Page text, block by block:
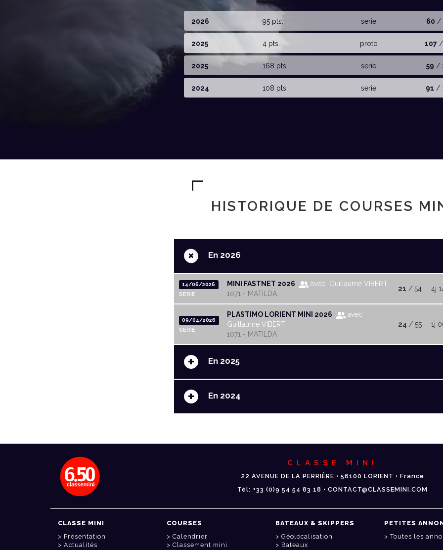
2026 95 pts. serie 60 /
2025 4 pts. proto 107 /
2025 168 pts. serie 59 /
2024 108 pts. serie 91 /
HISTORIQUE DE COURSES
+ En 2026
14/06/2026
SERIE
MINI FASTNET 2026
avec Guillaume VIBERT
1071 - MATILDA
21 / 54 4j
09/04/2026
SERIE
PLASTIMO LORIENT MINI 2026
avec
Guillaume VIBERT
1071 - MATILDA
24 / 55 1j
+ En 2025
+ En 2024
CLASSE MINI
22 AVENUE DE LA PERRIÈRE • 56100 LORIENT • France
Tél: +33 (0)9 54 54 83 18 • CONTACT@CLASSEMINI.COM
CLASSE MINI
Présentation
Actualités
COURSES
Calendrier
Classement mini
BATEAUX & SKIPPERS
Géolocalisation
Bateaux
PETITES
Toutes les